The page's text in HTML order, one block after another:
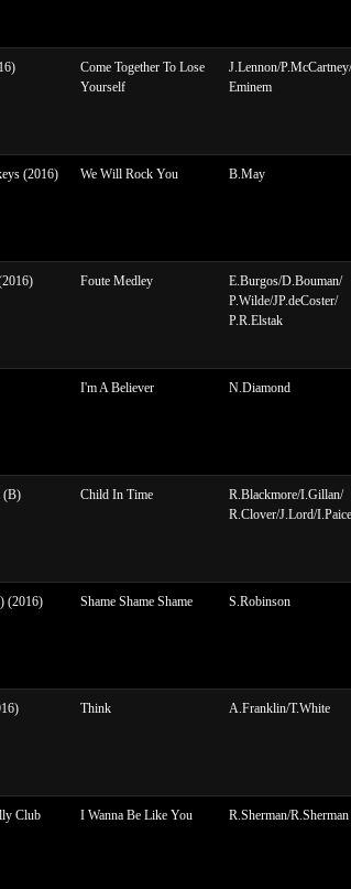
Come Together To Lose
Yourself
J.Lennon/P.McCartney/
Eminem
(2016) We Will Rock You B.May
Foute Medley
E.Burgos/D.Bouman/
P.Wilde/JP.deCoster/
P.R.Elstak
I'm A Believer N.Diamond
(B)
Child In Time
R.Blackmore/I.Gillan/
R.Clover/J.Lord/I.Paice
(2016) Shame Shame Shame S.Robinson
Think A.Franklin/T.White
Club
I Wanna Be Like You R.Sherman/R.Sherman